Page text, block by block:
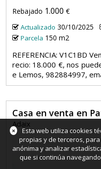
Rebajado 1.000 €
Actualizado 30/10/2025
Parcela 150 m2
REFERENCIA: V1C1BD
recio: 18.000 €, nos
e Lemos, 982884997,
Casa en venta en
Adaix
×
Esta web utiliza cookies
propias y de terceros,
anónima y analizar
que si continúa